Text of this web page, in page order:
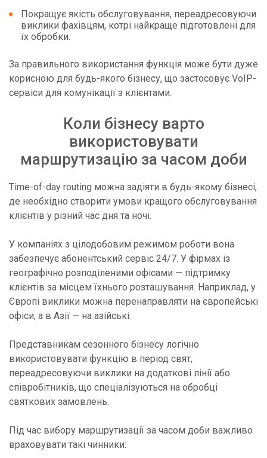
Покращує якість обслуговування, переадресовуючи
виклики фахівцям, котрі найкраще підготовлені для
їх обробки.
За правильного використання функція може бути дуже
корисною для будь-якого бізнесу, що застосовує VoIP-
сервіси для комунікації з клієнтами.
Коли бізнесу варто
використовувати
маршрутизацію за часом доби
Time-of-day routing можна задіяти в будь-якому бізнесі,
де необхідно створити умови кращого обслуговування
клієнтів у різний час дня та ночі.
У компаніях з цілодобовим режимом роботи вона
забезпечує абонентський сервіс 24/7. У фірмах із
географічно розподіленими офісами — підтримку
клієнтів за місцем їхнього розташування. Наприклад, у
Європі виклики можна перенаправляти на європейські
офіси, а в Азії — на азійські.
Представникам сезонного бізнесу логічно
використовувати функцію в період свят,
переадресовуючи виклики на додаткові лінії або
співробітників, що спеціалізуються на обробці
святкових замовлень.
Під час вибору маршрутизації за часом доби важливо
враховувати такі чинники: